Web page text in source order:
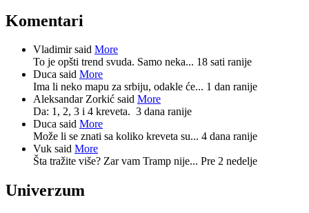
Komentari
Vladimir said More
To je opšti trend svuda. Samo neka... 18 sati ranije
Duca said More
Ima li neko mapu za srbiju, odakle će... 1 dan ranije
Aleksandar Zorkić said More
Da: 1, 2, 3 i 4 kreveta. 3 dana ranije
Duca said More
Može li se znati sa koliko kreveta su... 4 dana ranije
Vuk said More
Šta tražite više? Zar vam Tramp nije... Pre 2 nedelje
Univerzum